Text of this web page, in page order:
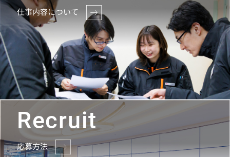
仕事内容について
Recruit
応募方法